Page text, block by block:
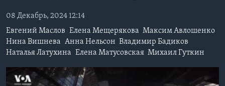
ДЕТАЛИ
НЬЮ-ЙОРК NEW YORK
АМЕРИКА. БОЛЬШОЕ ПУТЕШЕСТВИЕ
АМЕРИКАНСКИЕ ГОРОДКИ
ТЕСТЫ
УЧИМ АНГЛИЙСКИЙ
ВИДЕО
ПОДПИСКА НА НОВОСТИ
Learning English
08 Декабрь, 2024 12:14
Евгений Маслов Елена Мещерякова Максим Авлошенко
Нина Вишнева Анна Нельсон Владимир Бадиков
Наталья Латухина Елена Матусовская Михаил Гуткин